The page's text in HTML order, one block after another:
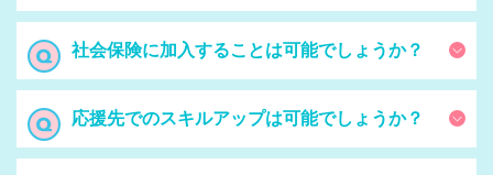
社会保険に加入することは可能でしょうか？
応援先でのスキルアップは可能でしょうか？